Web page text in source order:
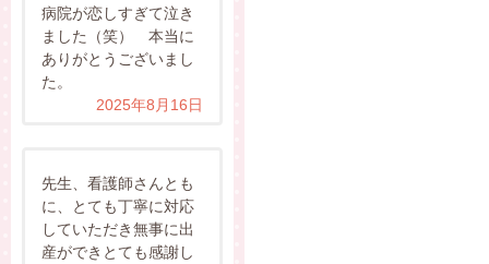
病院が恋しすぎて泣き
ました（笑） 本当に
ありがとうございまし
た。
2025年8月16日
先生、看護師さんとも
に、とても丁寧に対応
していただき無事に出
産ができとても感謝し